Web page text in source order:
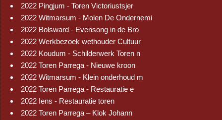
2022 Pingjum - Toren Victoriustsjer
2022 Witmarsum - Molen De Ondernemi
2022 Bolsward - Evensong in de Bro
2022 Werkbezoek wethouder Cultuur
2022 Koudum - Schilderwerk Toren n
2022 Toren Parrega - Nieuwe kroon
2022 Witmarsum - Klein onderhoud m
2022 Toren Parrega - Restauratie e
2022 Iens - Restauratie toren
2022 Toren Parrega – Klok Johann